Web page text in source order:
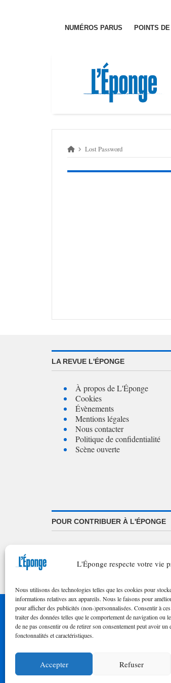
L'Éponge respecte votre vie
Nous utilisons des technologies telles que les cookies pour
informations relatives aux appareils. Nous le faisons pour
pour afficher des publicités (non-)personnalisées. Consentir à
traiter des données telles que le comportement de navigation ou
de ne pas consentir ou de retirer son consentement peut avoir un
fonctonnalités et caractéristiques.
Accepter Refuser
NUMÉ­­­ROS PARUS POINTS
Lost Pass­word
LA REVUE L'ÉPONGE
À propos de L'Éponge
Cookies
Évènements
Mentions légales
Nous contacter
Politique de confidentialité
Scène ouverte
POUR CONTRIBUER À L'ÉPONGE
FAQ de nos appels